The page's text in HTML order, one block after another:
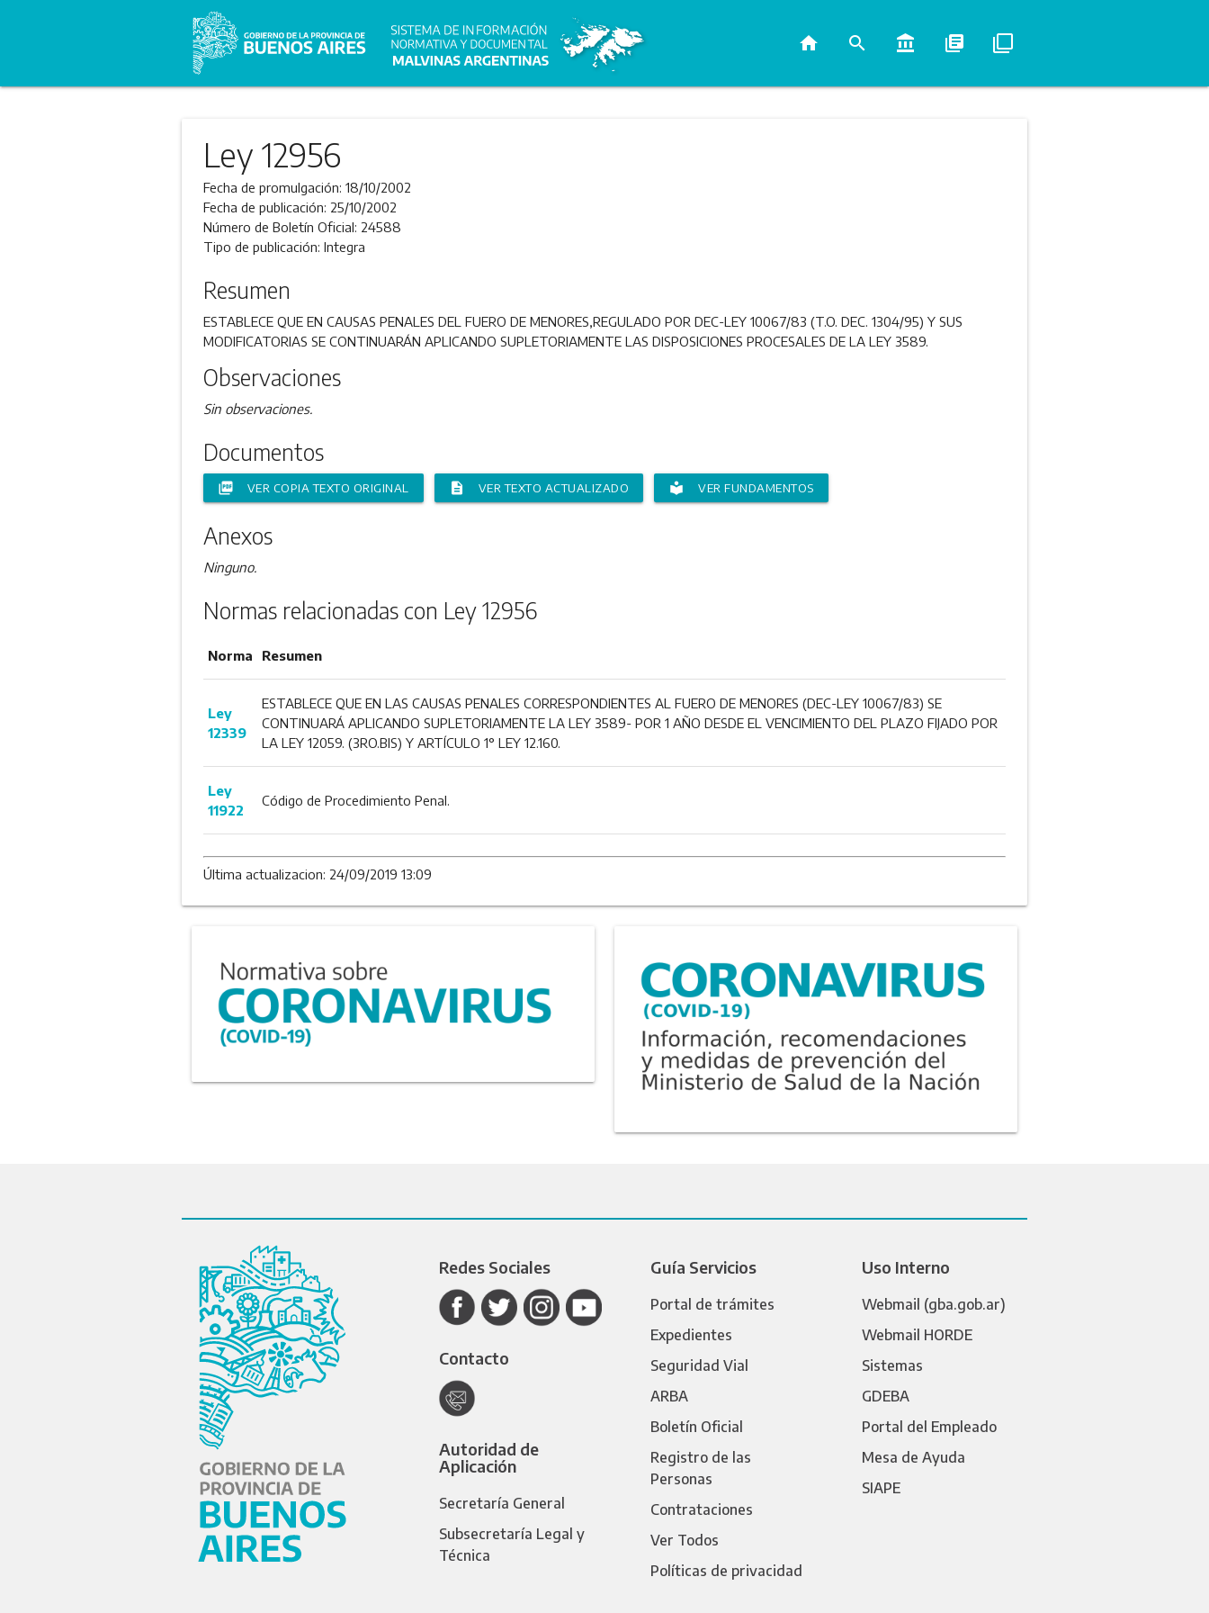
home search account_balance library_books filter_none
Ley 12956
Fecha de promulgación: 18/10/2002
Fecha de publicación: 25/10/2002
Número de Boletín Oficial: 24588
Tipo de publicación: Integra
Resumen
ESTABLECE QUE EN CAUSAS PENALES DEL FUERO DE MENORES,REGULADO POR DEC-LEY 10067/83 (T.O. DEC. 1304/95) Y SUS
MODIFICATORIAS SE CONTINUARÁN APLICANDO SUPLETORIAMENTE LAS DISPOSICIONES PROCESALES DE LA LEY 3589.
Observaciones
Sin observaciones.
Documentos
picture_as_pdf VER COPIA TEXTO ORIGINAL description VER TEXTO ACTUALIZADO local_library VER FUNDAMENTOS
Anexos
Ninguno.
Normas relacionadas con Ley 12956
Norma Resumen
Ley
12339
ESTABLECE QUE EN LAS CAUSAS PENALES CORRESPONDIENTES AL FUERO DE MENORES (DEC-LEY 10067/83) SE
CONTINUARÁ APLICANDO SUPLETORIAMENTE LA LEY 3589- POR 1 AÑO DESDE EL VENCIMIENTO DEL PLAZO FIJADO POR
LA LEY 12059. (3RO.BIS) Y ARTÍCULO 1° LEY 12.160.
Ley
11922
Código de Procedimiento Penal.
Última actualizacion: 24/09/2019 13:09
Redes Sociales
Contacto
Autoridad de
Aplicación
Secretaría General
Subsecretaría Legal y
Técnica
Guía Servicios
Portal de trámites
Expedientes
Seguridad Vial
ARBA
Boletín Oficial
Registro de las
Personas
Contrataciones
Ver Todos
Políticas de privacidad
Uso Interno
Webmail (gba.gob.ar)
Webmail HORDE
Sistemas
GDEBA
Portal del Empleado
Mesa de Ayuda
SIAPE